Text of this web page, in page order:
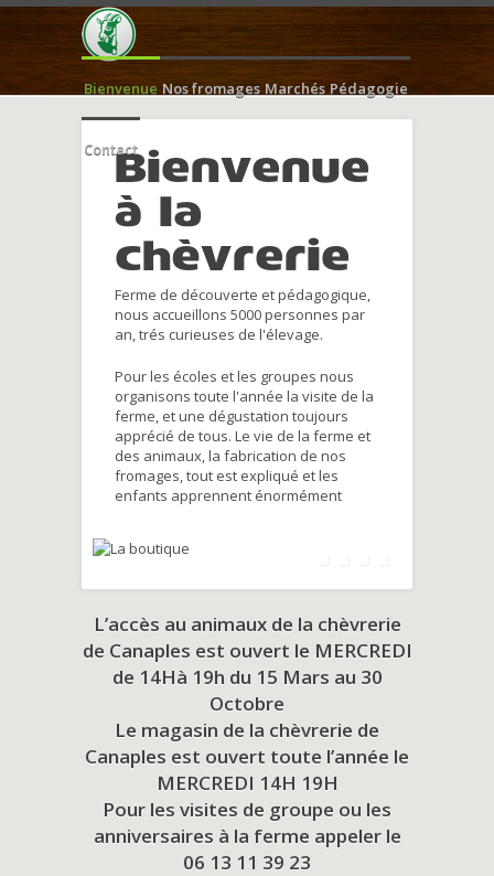
Bienvenue Nos fromages Marchés Pédagogie
ContactBienvenue
à la
chèvrerie
Ferme de découverte et pédagogique,
nous accueillons 5000 personnes par
an, trés curieuses de l'élevage.
Pour les écoles et les groupes nous
organisons toute l'année la visite de la
ferme, et une dégustation toujours
apprécié de tous. Le vie de la ferme et
des animaux, la fabrication de nos
fromages, tout est expliqué et les
enfants apprennent énormément
L’accès au animaux de la chèvrerie
de Canaples est ouvert le MERCREDI
de 14Hà 19h du 15 Mars au 30
Octobre
Le magasin de la chèvrerie de
Canaples est ouvert toute l’année le
MERCREDI 14H 19H
Pour les visites de groupe ou les
anniversaires à la ferme appeler le
06 13 11 39 23